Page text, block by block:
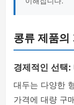
콩류 제품의
경제적인 선택:
대두는 다양한
가격에 대량 구